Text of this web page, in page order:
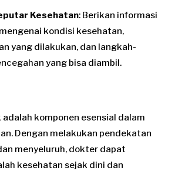
Kesehatan: Berikan informasi
kondisi kesehatan,
yang dilakukan, dan langkah-
yang bisa diambil.
komponen esensial dalam
Dengan melakukan pendekatan
menyeluruh, dokter dapat
kesehatan sejak dini dan